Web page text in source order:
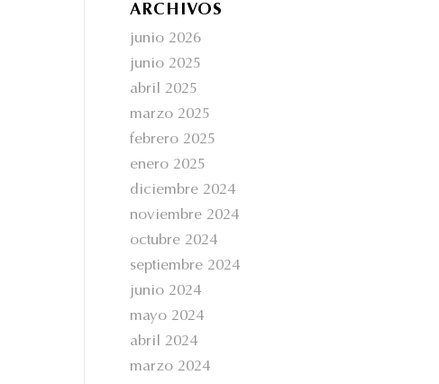
ARCHIVOS
junio 2026
junio 2025
abril 2025
marzo 2025
febrero 2025
enero 2025
diciembre 2024
noviembre 2024
octubre 2024
septiembre 2024
junio 2024
mayo 2024
abril 2024
marzo 2024